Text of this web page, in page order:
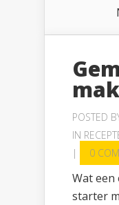
POSTED
IN
|
0
Wat een
starter